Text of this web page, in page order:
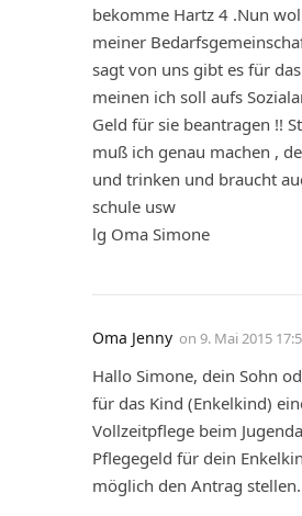
bekomme Hartz 4 .Nun
meiner
sagt von uns gibt es für
meinen ich soll aufs
Geld für sie beantragen !!
muß ich genau machen ,
und trinken und braucht
schule usw
lg Oma Simone
Oma Jenny on 9. Mai 2015
Hallo Simone, dein Sohn
für das Kind (Enkelkind)
Vollzeitpflege beim
Pflegegeld für dein
möglich den Antrag stellen.